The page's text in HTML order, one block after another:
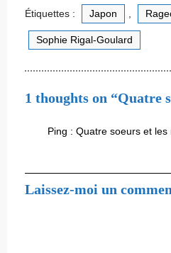
Étiquettes : Japon
Sophie Rigal-Goulard
1 thoughts on “Quatre
Ping : Quatre soeurs et
Laissez-moi un